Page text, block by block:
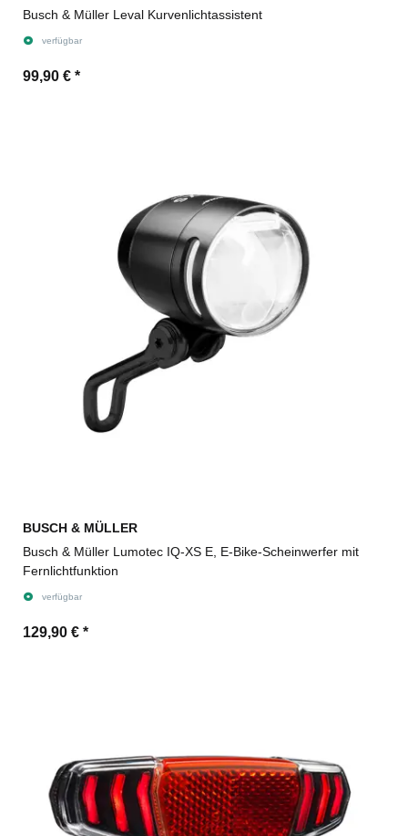
Busch & Müller Leval Kurvenlichtassistent
verfügbar
99,90 € *
BUSCH & MÜLLER
Busch & Müller Lumotec IQ-XS E, E-Bike-Scheinwerfer mit
Fernlichtfunktion
verfügbar
129,90 € *